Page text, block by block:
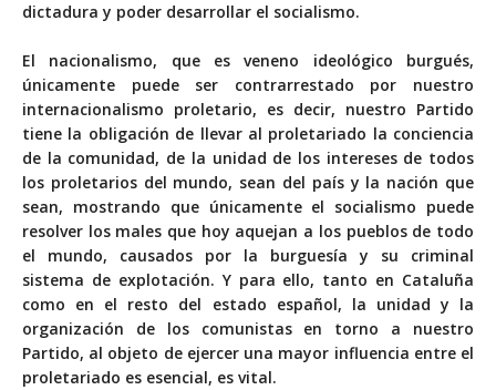
dictadura y poder desarrollar el socialismo.
El nacionalismo, que es veneno ideológico burgués,
únicamente puede ser contrarrestado por nuestro
internacionalismo proletario, es decir, nuestro Partido
tiene la obligación de llevar al proletariado la conciencia
de la comunidad, de la unidad de los intereses de todos
los proletarios del mundo, sean del país y la nación que
sean, mostrando que únicamente el socialismo puede
resolver los males que hoy aquejan a los pueblos de todo
el mundo, causados por la burguesía y su criminal
sistema de explotación. Y para ello, tanto en Cataluña
como en el resto del estado español, la unidad y la
organización de los comunistas en torno a nuestro
Partido, al objeto de ejercer una mayor influencia entre el
proletariado es esencial, es vital.